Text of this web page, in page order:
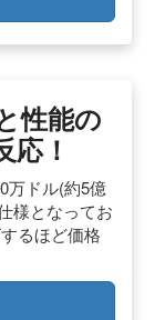
性能の
！
万ドル(約5億
様となってお
るほど価格